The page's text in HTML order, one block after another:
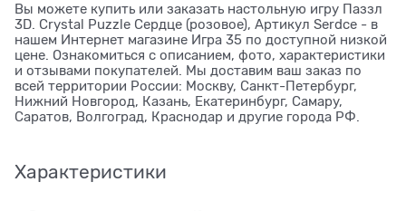
Вы можете купить или заказать настольную игру Паззл
3D. Crystal Puzzle Сердце (розовое), Артикул Serdce - в
нашем Интернет магазине Игра 35 по доступной низкой
цене. Ознакомиться с описанием, фото, характеристики
и отзывами покупателей. Мы доставим ваш заказ по
всей территории России: Москву, Санкт-Петербург,
Нижний Новгород, Казань, Екатеринбург, Самару,
Саратов, Волгоград, Краснодар и другие города РФ.
Характеристики